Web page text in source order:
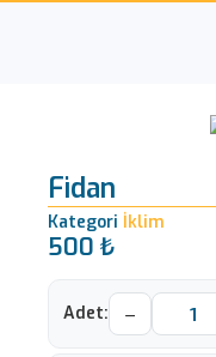
Fidan
Kategori İklim
500 ₺
−